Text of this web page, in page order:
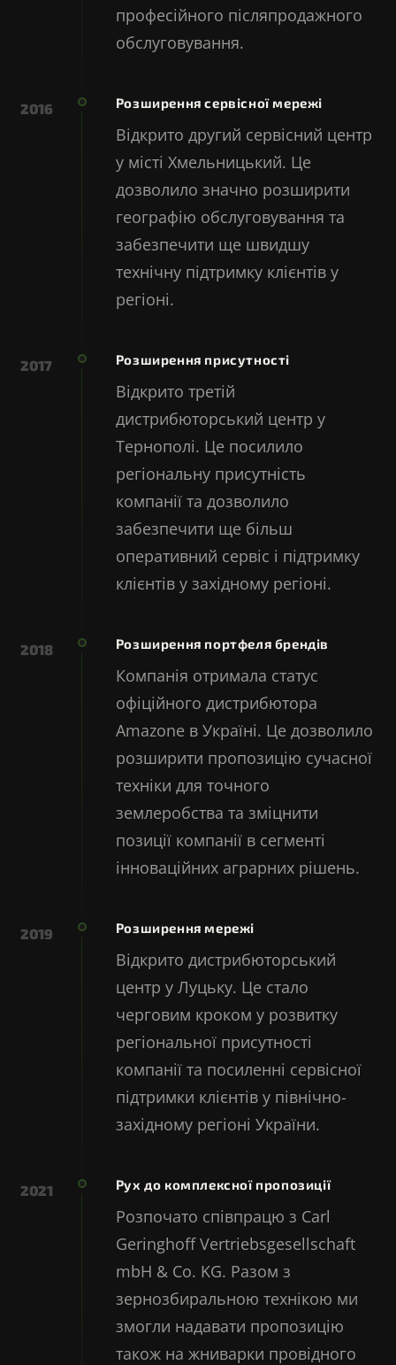
професійного післяпродажного
обслуговування.
2016 Розширення сервісної мережі
Відкрито другий сервісний центр
у місті Хмельницький. Це
дозволило значно розширити
географію обслуговування та
забезпечити ще швидшу
технічну підтримку клієнтів у
регіоні.
2017 Розширення присутності
Відкрито третій
дистрибюторський центр у
Тернополі. Це посилило
регіональну присутність
компанії та дозволило
забезпечити ще більш
оперативний сервіс і підтримку
клієнтів у західному регіоні.
2018 Розширення портфеля брендів
Компанія отримала статус
офіційного дистрибютора
Amazone в Україні. Це дозволило
розширити пропозицію сучасної
техніки для точного
землеробства та зміцнити
позиції компанії в сегменті
інноваційних аграрних рішень.
2019 Розширення мережі
Відкрито дистрибюторський
центр у Луцьку. Це стало
черговим кроком у розвитку
регіональної присутності
компанії та посиленні сервісної
підтримки клієнтів у північно-
західному регіоні України.
2021 Рух до комплексної пропозиції
Розпочато співпрацю з Carl
Geringhoff Vertriebsgesellschaft
mbH & Co. KG. Разом з
зернозбиральною технікою ми
змогли надавати пропозицію
також на жниварки провідного